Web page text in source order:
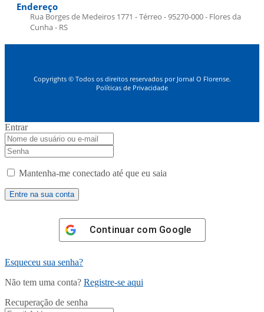
Endereço
Rua Borges de Medeiros 1771 - Térreo - 95270-000 - Flores da
Cunha - RS
Copyrights © Todos os direitos reservados por Jornal O Florense.
Políticas de Privacidade
Entrar
Mantenha-me conectado até que eu saia
Continuar com Google
Esqueceu sua senha?
Não tem uma conta? Registre-se aqui
Recuperação de senha